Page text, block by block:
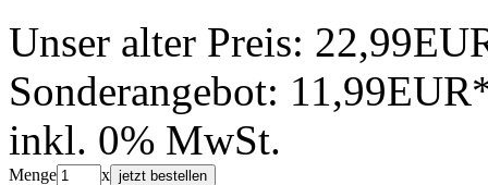
Unser alter Preis:
Sonderangebot:
inkl. 0% MwSt.
Menge x jetzt bestellen